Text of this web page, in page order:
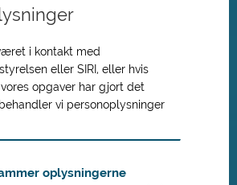
i kontakt med
eller SIRI, eller hvis
opgaver har gjort det
vi personoplysninger
oplysningerne